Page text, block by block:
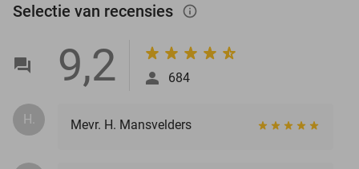
Selectie van recensies info_outlined
9,2 684
H. Mevr. H. Mansvelders